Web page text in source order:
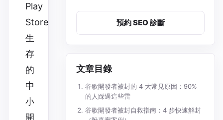
Play
Store
生
存
的
中
小
開
預約 SEO 診斷
文章目錄
谷歌開發者被封的 4 大常見原因：90%
的人踩過這些雷
谷歌開發者被封自救指南：4 步快速解封